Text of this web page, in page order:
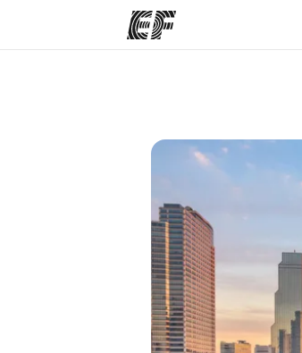
Encuentra una oficina